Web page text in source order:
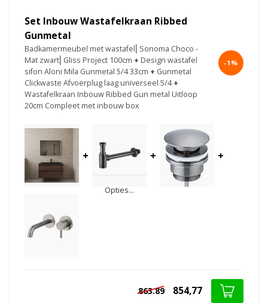
Set Inbouw Wastafelkraan Ribbed
Gunmetal
Badkamermeubel met wastafel⎢Sonoma Choco -
Mat zwart⎢Gliss Project 100cm + Design wastafel
sifon Aloni Mila Gunmetal 5/4 33cm + Gunmetal
Clickwaste Afvoerplug laag universeel 5/4 +
Wastafelkraan Inbouw Ribbed Gun metal Uitloop
20cm Compleet met inbouw box
-1%
+
Opties...
+ +
863.89 854,77